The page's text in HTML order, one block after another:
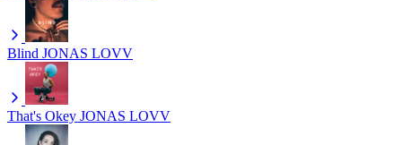
Blind JONAS LOVV
That's Okey JONAS LOVV